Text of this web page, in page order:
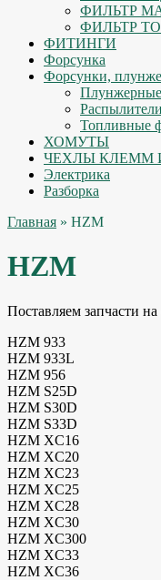
ФИЛЬТР
ФИЛЬТР
ФИТИНГИ
Форсунка
Форсунки,
Распылители
Топливные
ХОМУТЫ
ЧЕХЛЫ КЛЕММ
Электрика
Разборка
Главная » HZM
HZM
Поставляем запчасти
HZM 933
HZM 933L
HZM 956
HZM S25D
HZM S30D
HZM S33D
HZM XC16
HZM XC20
HZM XC23
HZM XC25
HZM XC28
HZM XC30
HZM XC300
HZM XC33
HZM XC36